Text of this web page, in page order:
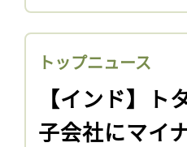
トップニュース
【インド】ト
子会社にマイ